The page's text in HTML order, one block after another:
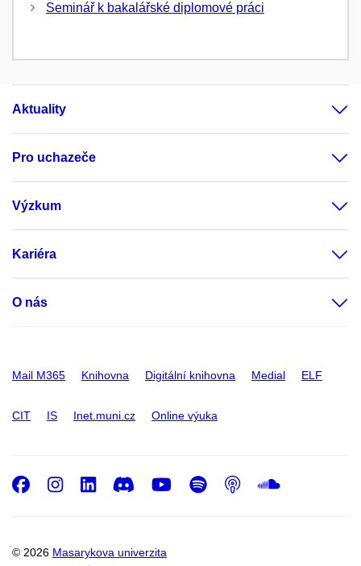
Seminář k bakalářské diplomové práci
Aktuality
Pro uchazeče
Výzkum
Kariéra
O nás
Mail M365 Knihovna Digitální knihovna Medial ELF
CIT IS Inet.muni.cz Online výuka
© 2026 Masarykova univerzita
Facebook
Instagram
LinkedIn
DiscordYoutube
Spotify
Podcast